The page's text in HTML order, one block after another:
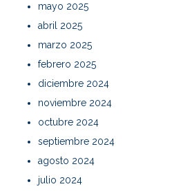
mayo 2025
abril 2025
marzo 2025
febrero 2025
diciembre 2024
noviembre 2024
octubre 2024
septiembre 2024
agosto 2024
julio 2024